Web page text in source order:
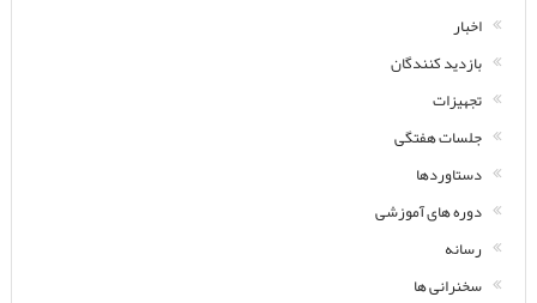
اخبار
بازدید کنندگان
تجهیزات
جلسات هفتگی
دستاوردها
دوره های آموزشی
رسانه
سخنرانی ها